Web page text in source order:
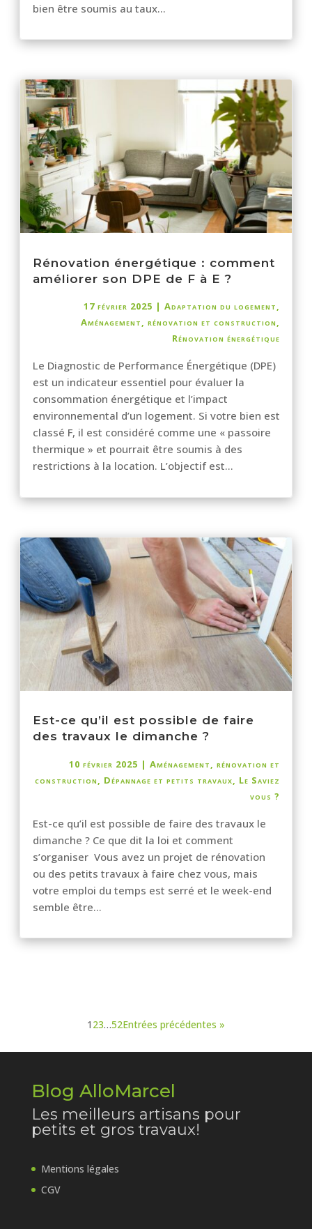
bien être soumis au taux...
Rénovation énergétique : comment
améliorer son DPE de F à E ?
17 février 2025 | Adaptation du logement,
Aménagement, rénovation et construction,
Rénovation énergétique
Le Diagnostic de Performance Énergétique (DPE)
est un indicateur essentiel pour évaluer la
consommation énergétique et l’impact
environnemental d’un logement. Si votre bien est
classé F, il est considéré comme une « passoire
thermique » et pourrait être soumis à des
restrictions à la location. L’objectif est...
Est-ce qu’il est possible de faire
des travaux le dimanche ?
10 février 2025 | Aménagement, rénovation et
construction, Dépannage et petits travaux, Le Saviez
vous ?
Est-ce qu’il est possible de faire des travaux le
dimanche ? Ce que dit la loi et comment
s’organiser Vous avez un projet de rénovation
ou des petits travaux à faire chez vous, mais
votre emploi du temps est serré et le week-end
semble être...
1 23…52Entrées précédentes »
Blog AlloMarcel
Les meilleurs artisans pour
petits et gros travaux!
Mentions légales
CGV